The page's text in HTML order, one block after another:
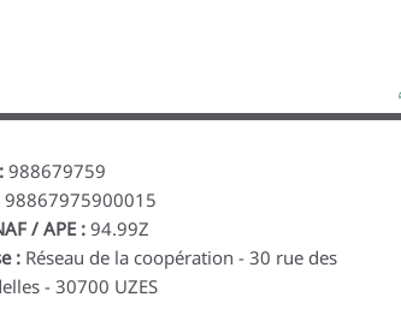
988679759
98867975900015
/ APE :94.99Z
: Réseau de la coopération - 30 rue des
- 30700 UZES